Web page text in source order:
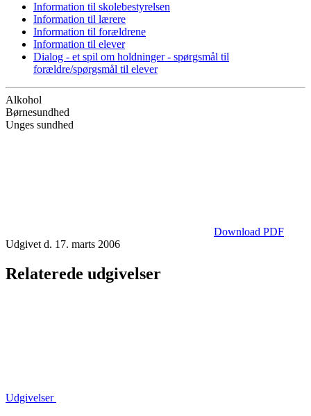
Information til skolebestyrelsen
Information til lærere
Information til forældrene
Information til elever
Dialog - et spil om holdninger - spørgsmål til
forældre/spørgsmål til elever
Alkohol
Børnesundhed
Unges sundhed
Download PDF
Udgivet d. 17. marts 2006
Relaterede udgivelser
Udgivelser